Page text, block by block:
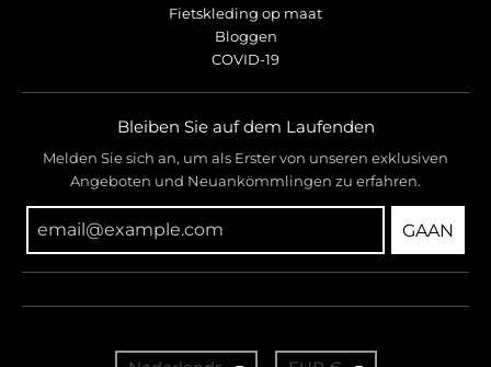
Fietskleding op maat
Bloggen
COVID-19
Bleiben Sie auf dem Laufenden
Melden Sie sich an, um als Erster von unseren exklusiven
Angeboten und Neuankömmlingen zu erfahren.
GAAN